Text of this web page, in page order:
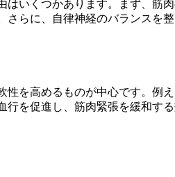
いくつかあります。まず、
らに、自律神経のバランス
を高めるものが中心です。例
を促進し、筋肉緊張を緩和す